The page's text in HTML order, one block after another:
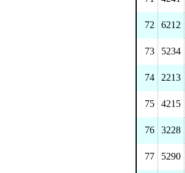
72
6212
73
5234
74
2213
75
4215
76
3228
77
5290